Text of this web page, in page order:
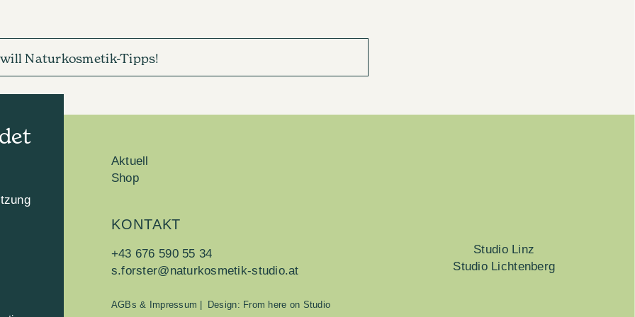
will Naturkosmetik-Tipps!
Aktuell
Shop
KONTAKT
+43 676 590 55 34
s.forster@naturkosmetik-studio.at
Studio Linz
Studio Lichtenberg
AGBs & Impressum | Design: From here on Studio